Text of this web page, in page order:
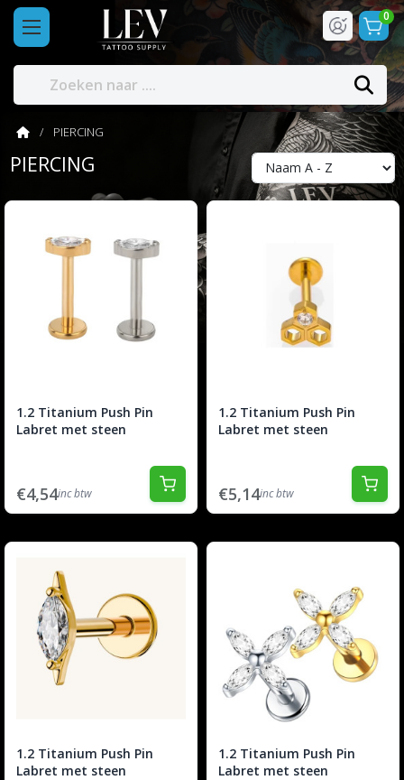
0
PIERCING
PIERCING
1.2 Titanium Push Pin
Labret met steen
€4,54inc btw
1.2 Titanium Push Pin
Labret met steen
€5,14inc btw
1.2 Titanium Push Pin
Labret met steen
1.2 Titanium Push Pin
Labret met steen